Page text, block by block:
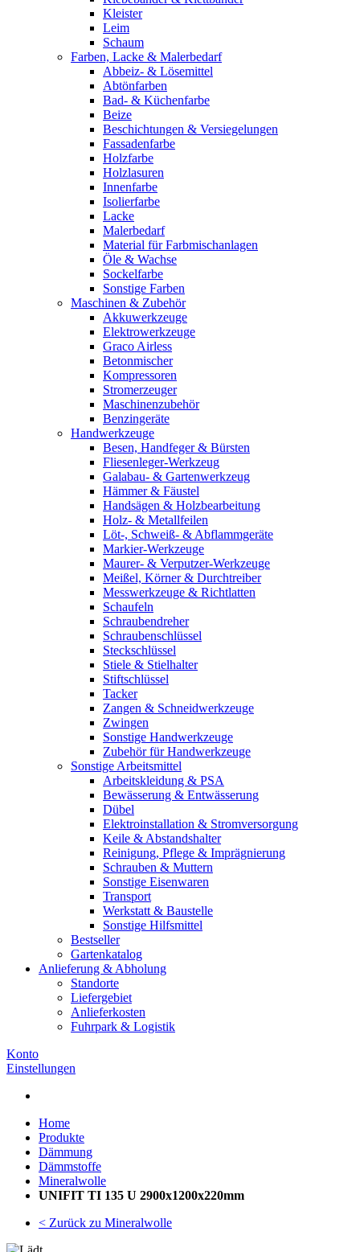
Kleister
Leim
Schaum
Farben, Lacke & Malerbedarf
Abbeiz- & Lösemittel
Abtönfarben
Bad- & Küchenfarbe
Beize
Beschichtungen & Versiegelungen
Fassadenfarbe
Holzfarbe
Holzlasuren
Innenfarbe
Isolierfarbe
Lacke
Malerbedarf
Material für Farbmischanlagen
Öle & Wachse
Sockelfarbe
Sonstige Farben
Maschinen & Zubehör
Akkuwerkzeuge
Elektrowerkzeuge
Graco Airless
Betonmischer
Kompressoren
Stromerzeuger
Maschinenzubehör
Benzingeräte
Handwerkzeuge
Besen, Handfeger & Bürsten
Fliesenleger-Werkzeug
Galabau- & Gartenwerkzeug
Hämmer & Fäustel
Handsägen & Holzbearbeitung
Holz- & Metallfeilen
Löt-, Schweiß- & Abflammgeräte
Markier-Werkzeuge
Maurer- & Verputzer-Werkzeuge
Meißel, Körner & Durchtreiber
Messwerkzeuge & Richtlatten
Schaufeln
Schraubendreher
Schraubenschlüssel
Steckschlüssel
Stiele & Stielhalter
Stiftschlüssel
Tacker
Zangen & Schneidwerkzeuge
Zwingen
Sonstige Handwerkzeuge
Zubehör für Handwerkzeuge
Sonstige Arbeitsmittel
Arbeitskleidung & PSA
Bewässerung & Entwässerung
Dübel
Elektroinstallation & Stromversorgung
Keile & Abstandshalter
Reinigung, Pflege & Imprägnierung
Schrauben & Muttern
Sonstige Eisenwaren
Transport
Werkstatt & Baustelle
Sonstige Hilfsmittel
Bestseller
Gartenkatalog
Anlieferung & Abholung
Standorte
Liefergebiet
Anlieferkosten
Fuhrpark & Logistik
Konto
Einstellungen
Home
Produkte
Dämmung
Dämmstoffe
Mineralwolle
UNIFIT TI 135 U 2900x1200x220mm
< Zurück zu Mineralwolle